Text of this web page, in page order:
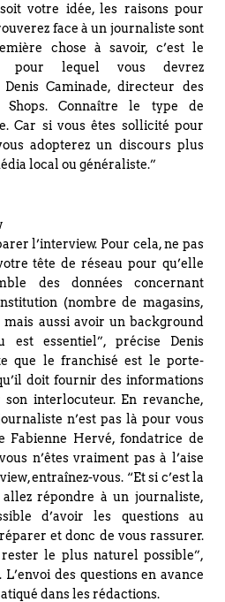
votre idée, les raisons pour
face à un journaliste sont
chose à savoir, c’est le
pour lequel vous devrez
Caminade, directeur des
Shops. Connaître le type de
Car si vous êtes sollicité pour
adopterez un discours plus
local ou généraliste.”
l’interview. Pour cela, ne pas
tête de réseau pour qu’elle
des données concernant
(nombre de magasins,
mais aussi avoir un background
est essentiel”, précise Denis
que le franchisé est le porte-
doit fournir des informations
interlocuteur. En revanche,
n’est pas là pour vous
Fabienne Hervé, fondatrice de
n’êtes vraiment pas à l’aise
entraînez-vous. “Et si c’est la
répondre à un journaliste,
d’avoir les questions au
et donc de vous rassurer.
le plus naturel possible”,
des questions en avance
dans les rédactions.